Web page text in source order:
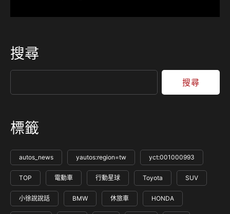
搜尋
搜尋
標籤
autos_news yautos:region=tw yct:001000993
TOP 電動車 行動星球 Toyota SUV
小徐說說話 BMW 休旅車 HONDA